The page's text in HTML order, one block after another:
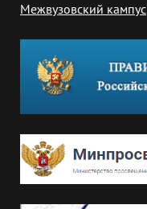
Межвузовский кампус